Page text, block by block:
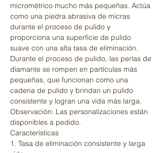
micrométrico mucho más pequeñas. Actúa
como una piedra abrasiva de micras
durante el proceso de pulido y
proporciona una superficie de pulido
suave con una alta tasa de eliminación.
Durante el proceso de pulido, las perlas de
diamante se rompen en partículas más
pequeñas, que funcionan como una
cadena de pulido y brindan un pulido
consistente y logran una vida más larga.
Observación: Las personalizaciones están
disponibles a pedido.
Características
1. Tasa de eliminación consistente y larga